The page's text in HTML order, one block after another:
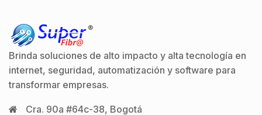
Brinda soluciones de alto impacto y alta tecnología en
internet, seguridad, automatización y software para
transformar empresas.
Cra. 90a #64c-38, Bogotá